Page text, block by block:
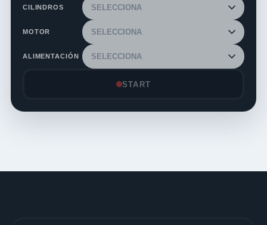
CILINDROS
MOTOR
ALIMENTACIÓN
START